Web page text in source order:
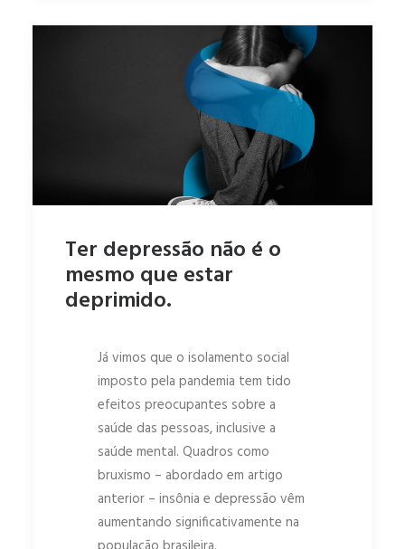
Ter depressão não é o
mesmo que estar
deprimido.
Já vimos que o isolamento social
imposto pela pandemia tem tido
efeitos preocupantes sobre a
saúde das pessoas, inclusive a
saúde mental. Quadros como
bruxismo – abordado em artigo
anterior – insônia e depressão vêm
aumentando significativamente na